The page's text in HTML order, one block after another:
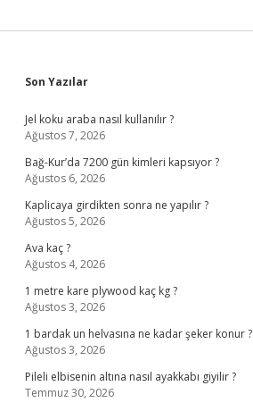
Sidebar
Son Yazılar
Jel koku araba nasıl kullanılır ?
Ağustos 7, 2026
Bağ-Kur’da 7200 gün kimleri kapsıyor ?
Ağustos 6, 2026
Kaplicaya girdikten sonra ne yapılır ?
Ağustos 5, 2026
Ava kaç ?
Ağustos 4, 2026
1 metre kare plywood kaç kg ?
Ağustos 3, 2026
1 bardak un helvasına ne kadar şeker konur ?
Ağustos 3, 2026
Pileli elbisenin altına nasıl ayakkabı giyilir ?
Temmuz 30, 2026